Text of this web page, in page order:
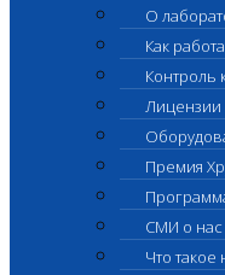
О
Как
Контроль
Лицензии
Премия
СМИ о нас
Что такое